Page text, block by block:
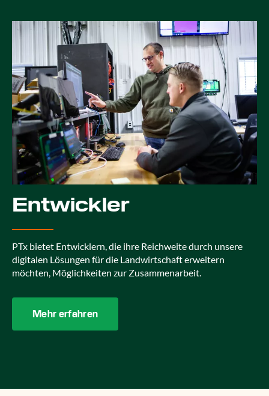
Entwickler
PTx bietet Entwicklern, die ihre Reichweite durch unsere
digitalen Lösungen für die Landwirtschaft erweitern
möchten, Möglichkeiten zur Zusammenarbeit.
Mehr erfahren